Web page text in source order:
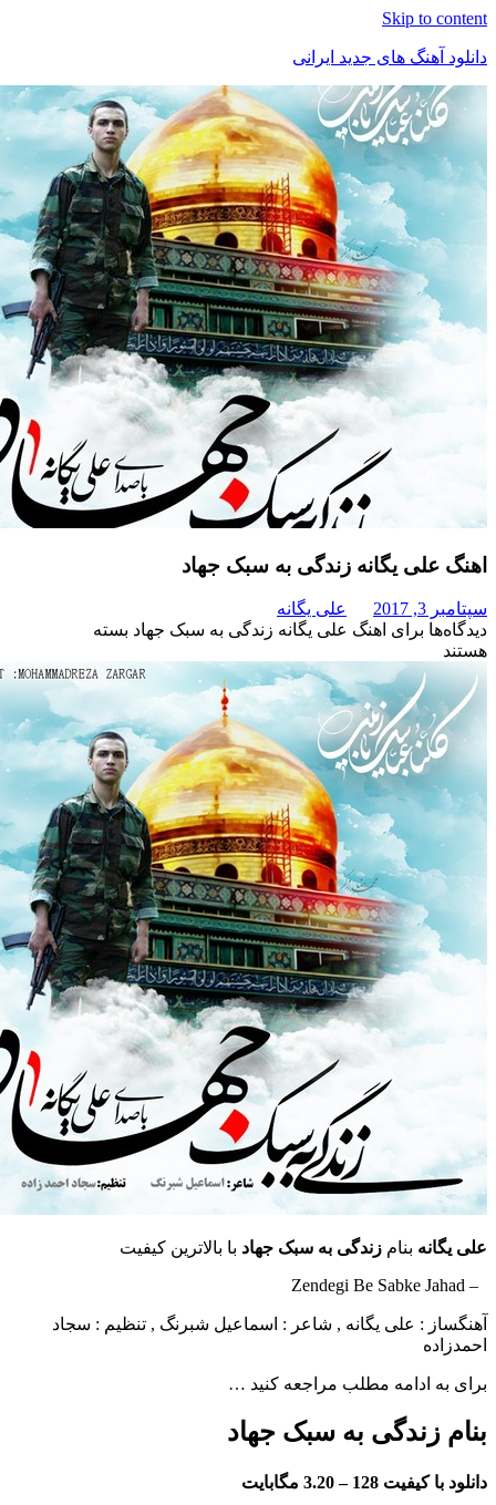
Skip
های جدید ایرانی
یگانه زندگی به سبک جهاد
علی یگانه
برای اهنگ علی یگانه زندگی به سبک جهادبسته
بنامزندگی به سبک جهادبا بالاترین کیفیت
: علی یگانه ,شاعر : اسماعیل شبرنگ , تنظیم : سجاد
ادامه مطلب مراجعه کنید …
به سبک جهاد
128 – 3.20 مگابایت